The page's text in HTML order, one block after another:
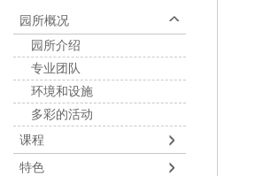
园所概况
园所介绍
专业团队
环境和设施
多彩的活动
课程
特色